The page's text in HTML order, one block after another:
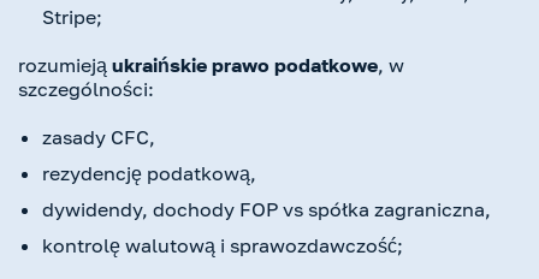
Stripe;
rozumieją ukraińskie prawo podatkowe, w
szczególności:
zasady CFC,
rezydencję podatkową,
dywidendy, dochody FOP vs spółka zagraniczna,
kontrolę walutową i sprawozdawczość;